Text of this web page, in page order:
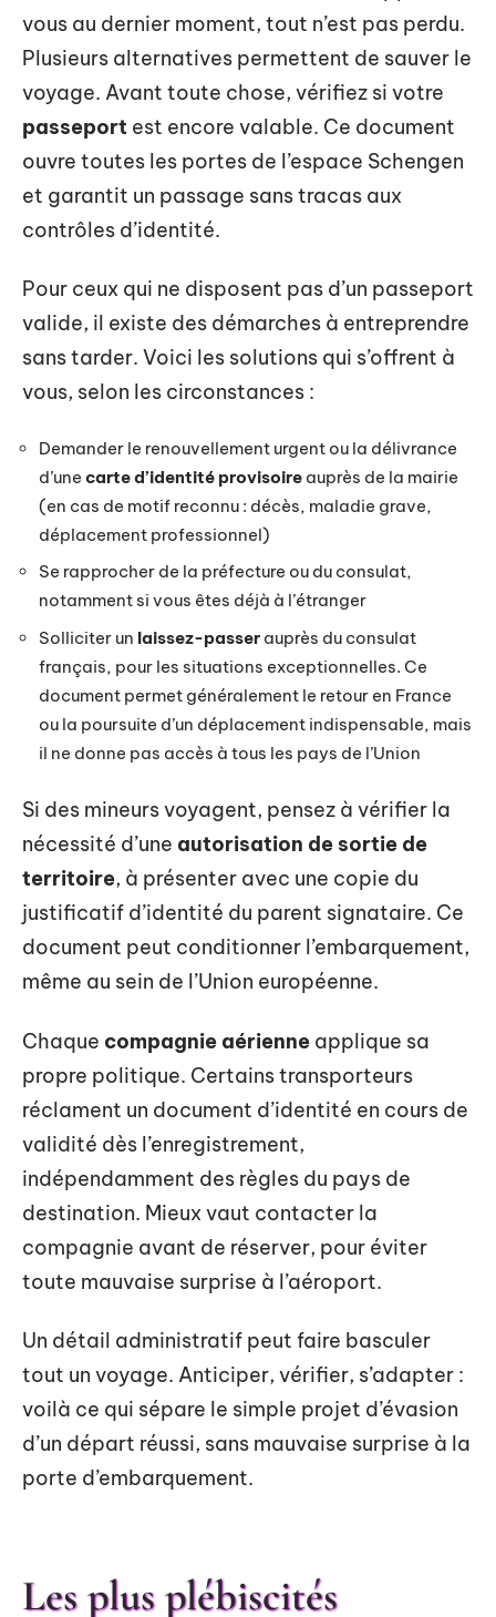
vous au dernier moment, tout n’est pas perdu.
Plusieurs alternatives permettent de sauver le
voyage. Avant toute chose, vérifiez si votre
passeport est encore valable. Ce document
ouvre toutes les portes de l’espace Schengen
et garantit un passage sans tracas aux
contrôles d’identité.
Pour ceux qui ne disposent pas d’un passeport
valide, il existe des démarches à entreprendre
sans tarder. Voici les solutions qui s’offrent à
vous, selon les circonstances :
Demander le renouvellement urgent ou la délivrance
d’une carte d’identité provisoire auprès de la mairie
(en cas de motif reconnu : décès, maladie grave,
déplacement professionnel)
Se rapprocher de la préfecture ou du consulat,
notamment si vous êtes déjà à l’étranger
Solliciter un laissez-passer auprès du consulat
français, pour les situations exceptionnelles. Ce
document permet généralement le retour en France
ou la poursuite d’un déplacement indispensable, mais
il ne donne pas accès à tous les pays de l’Union
Si des mineurs voyagent, pensez à vérifier la
nécessité d’une autorisation de sortie de
territoire, à présenter avec une copie du
justificatif d’identité du parent signataire. Ce
document peut conditionner l’embarquement,
même au sein de l’Union européenne.
Chaque compagnie aérienne applique sa
propre politique. Certains transporteurs
réclament un document d’identité en cours de
validité dès l’enregistrement,
indépendamment des règles du pays de
destination. Mieux vaut contacter la
compagnie avant de réserver, pour éviter
toute mauvaise surprise à l’aéroport.
Un détail administratif peut faire basculer
tout un voyage. Anticiper, vérifier, s’adapter :
voilà ce qui sépare le simple projet d’évasion
d’un départ réussi, sans mauvaise surprise à la
porte d’embarquement.
Les plus plébiscités